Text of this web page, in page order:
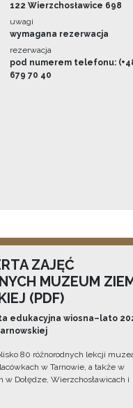
122 Wierzchosławice 698
uwagi
wymagana rezerwacja
rezerwacja
pod numerem telefonu:
679 70 40
ZAJĘĆ
MUZEUM
(PDF)
edukacyjna wiosna–lato
80 różnorodnych lekcji
w Tarnowie, a także w
w Dołędze, Wierzchosławicach i